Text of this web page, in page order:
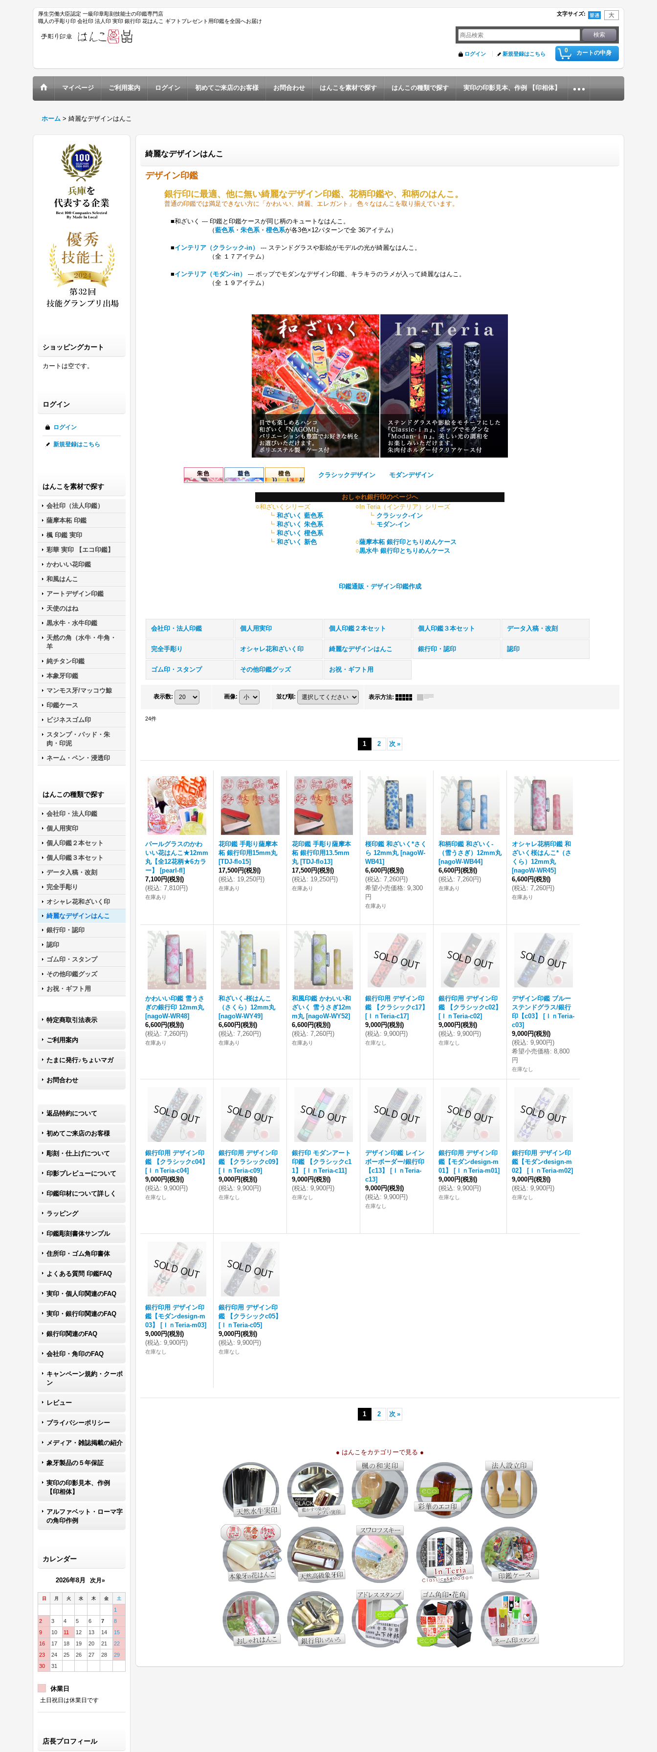
厚生労働大臣認定 一級印章彫刻技能士の印鑑専門店
職人の手彫り印 会社印 法人印 実印 銀行印 花はんこ ギフトプレゼント用印鑑を全国へお届け
文字サイズ:
0 カートの中身
ログイン 新規登録はこちら
マイページ ご利用案内 ログイン 初めてご来店のお客様 お問合わせ はんこを素材で探す はんこの種類で探す 実印の印影見本、作例 【印相体】
ホーム > 綺麗なデザインはんこ
ショッピングカート
カートは空です。
ログイン
ログイン
新規登録はこちら
はんこを素材で探す
会社印（法人印鑑）
薩摩本柘 印鑑
楓 印鑑 実印
彩華 実印 【エコ印鑑】
かわいい花印鑑
和風はんこ
アートデザイン印鑑
天使のはね
黒水牛・水牛印鑑
天然の角（水牛・牛角・
羊
純チタン印鑑
本象牙印鑑
マンモス牙/マッコウ鯨
印鑑ケース
ビジネスゴム印
スタンプ・パッド・朱
肉・印泥
ネーム・ペン・浸透印
はんこの種類で探す
会社印・法人印鑑
個人用実印
個人印鑑２本セット
個人印鑑３本セット
データ入稿・改刻
完全手彫り
オシャレ花和ざいく印
綺麗なデザインはんこ
銀行印・認印
認印
ゴム印・スタンプ
その他印鑑グッズ
お祝・ギフト用
特定商取引法表示
ご利用案内
たまに発行♪ちょいマガ
お問合わせ
返品特約について
初めてご来店のお客様
彫刻・仕上げについて
印影プレビューについて
印鑑印材について詳しく
ラッピング
印鑑彫刻書体サンプル
住所印・ゴム角印書体
よくある質問 印鑑FAQ
実印・個人印関連のFAQ
実印・銀行印関連のFAQ
銀行印関連のFAQ
会社印・角印のFAQ
キャンペーン規約・クーポ
ン
レビュー
プライバシーポリシー
メディア・雑誌掲載の紹介
象牙製品の５年保証
実印の印影見本、作例
【印相体】
アルファベット・ローマ字
の角印作例
カレンダー
2026年8月 次月»
日 月 火 水 木 金 土
1
2
3 4 5 6 7
8
9
10 11 12 13 14
15
16
17 18 19 20 21
22
23
24 25 26 27 28
29
30
31
休業日
土日祝日は休業日です
店長プロフィール
綺麗なデザインはんこ
デザイン印鑑
銀行印に最適、他に無い綺麗なデザイン印鑑、花柄印鑑や、和柄のはんこ。
普通の印鑑では満足できない方に「かわいい、綺麗、エレガント」 色々なはんこを取り揃えています。
■和ざいく --- 印鑑と印鑑ケースが同じ柄のキュートなはんこ。
（藍色系・朱色系・橙色系が各3色×12パターンで全 36アイテム）
■インテリア（クラシック-in）
--- ステンドグラスや影絵がモデルの光が綺麗なはんこ。
（全 １７アイテム）
■インテリア（モダン-in）--- ポップでモダンなデザイン印鑑、キラキラのラメが入って綺麗なはんこ。
（全 １９アイテム）
クラシックデザイン モダンデザイン
おしゃれ銀行印のページへ
○和ざいくシリーズ
┗ 和ざいく 藍色系
┗ 和ざいく 朱色系
┗ 和ざいく 橙色系
┗ 和ざいく 新色
○In Teria（インテリア）シリーズ
┗ クラシック-イン
┗ モダン-イン
○薩摩本柘 銀行印とちりめんケース
○黒水牛 銀行印とちりめんケース
印鑑通販・デザイン印鑑作成
会社印・法人印鑑 個人用実印 個人印鑑２本セット 個人印鑑３本セット データ入稿・改刻
完全手彫り オシャレ花和ざいく印 綺麗なデザインはんこ 銀行印・認印 認印
ゴム印・スタンプ その他印鑑グッズ お祝・ギフト用
表示数: 画像: 並び順: 表示方法:
24件
1 2 次 »
パールグラスのかわ
いい花はんこ★12mm
丸【全12花柄★6カラ
ー】
[pearl-fl]
7,100円(税別)
(税込: 7,810円)
在庫あり
花印鑑 手彫り薩摩本
柘 銀行印用15mm丸
[TDJ-flo15]
17,500円(税別)
(税込: 19,250円)
在庫あり
花印鑑 手彫り薩摩本
柘 銀行印用13.5mm
丸 [TDJ-flo13]
17,500円(税別)
(税込: 19,250円)
在庫あり
桜印鑑 和ざいく*さく
ら 12mm丸 [nagoW-
WB41]
6,600円(税別)
(税込: 7,260円)
希望小売価格: 9,300
円
在庫あり
和柄印鑑 和ざいく-
（雪うさぎ）12mm丸
[nagoW-WB44]
6,600円(税別)
(税込: 7,260円)
在庫あり
オシャレ花柄印鑑 和
ざいく桜はんこ*（さ
くら）12mm丸
[nagoW-WR45]
6,600円(税別)
(税込: 7,260円)
在庫あり
かわいい印鑑 雪うさ
ぎの銀行印 12mm丸
[nagoW-WR48]
6,600円(税別)
(税込: 7,260円)
在庫あり
和ざいく-桜はんこ
（さくら）12mm丸
[nagoW-WY49]
6,600円(税別)
(税込: 7,260円)
在庫あり
和風印鑑 かわいい和
ざいく 雪うさぎ12m
m丸 [nagoW-WY52]
6,600円(税別)
(税込: 7,260円)
在庫あり
銀行印用 デザイン印
鑑 【クラシックc17】
[ＩｎTeria-c17]
9,000円(税別)
(税込: 9,900円)
在庫なし
銀行印用 デザイン印
鑑 【クラシックc02】
[ＩｎTeria-c02]
9,000円(税別)
(税込: 9,900円)
在庫なし
デザイン印鑑 ブルー
ステンドグラス/銀行
印【c03】
[ＩｎTeria-
c03]
9,000円(税別)
(税込: 9,900円)
希望小売価格: 8,800
円
在庫なし
銀行印用 デザイン印
鑑 【クラシックc04】
[ＩｎTeria-c04]
9,000円(税別)
(税込: 9,900円)
在庫なし
銀行印用 デザイン印
鑑 【クラシックc09】
[ＩｎTeria-c09]
9,000円(税別)
(税込: 9,900円)
在庫なし
銀行印 モダンアート
印鑑 【クラシックc1
1】
[ＩｎTeria-c11]
9,000円(税別)
(税込: 9,900円)
在庫なし
デザイン印鑑 レイン
ボーボーダー/銀行印
【c13】
[ＩｎTeria-
c13]
9,000円(税別)
(税込: 9,900円)
在庫なし
銀行印用 デザイン印
鑑【モダンdesign-m
01】
[ＩｎTeria-m01]
9,000円(税別)
(税込: 9,900円)
在庫なし
銀行印用 デザイン印
鑑【モダンdesign-m
02】
[ＩｎTeria-m02]
9,000円(税別)
(税込: 9,900円)
在庫なし
銀行印用 デザイン印
鑑【モダンdesign-m
03】
[ＩｎTeria-m03]
9,000円(税別)
(税込: 9,900円)
在庫なし
銀行印用 デザイン印
鑑 【クラシックc05】
[ＩｎTeria-c05]
9,000円(税別)
(税込: 9,900円)
在庫なし
1 2 次 »
● はんこをカテゴリーで見る ●